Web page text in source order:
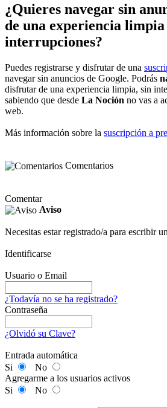
¿Quieres navegar sin
de una experiencia limpia
interrupciones?
Puedes registrarse y disfrutar de una
navegar sin anuncios de Google. Podrás
disfrutar de una experiencia limpia, sin
sabiendo que desde La Noción no vas a
web.
Más información sobre la suscripción a
Comentarios
Comentar
Aviso
Necesitas estar registrado/a para escribir
Identificarse
Usuario o Email
¿Todavía no se ha registrado?
Contraseña
¿Olvidó su Clave?
Entrada automática
Si
No
Agregarme a los usuarios activos
Si
No